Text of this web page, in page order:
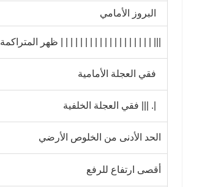
البروز الأمامي
ظهر المتراكمة
فقي العجلة الأمامية
|. ||| فقي العجلة الخلفية
الحد الأدنى من الخلوص الأرضي
أقصى ارتفاع للرفع